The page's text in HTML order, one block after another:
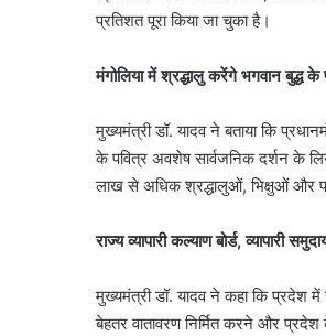
प्रतिशत पूरा किया जा चुका है।
मंगोलिया में श्रद्धालु करेंगे भगवान बुद्ध
मुख्यमंत्री डॉ. यादव ने बताया कि
के पवित्र अवशेष सार्वजनिक दर्शन के
लाख से अधिक श्रद्धालुओं, भिक्षुओं और
राज्य व्यापारी कल्याण बोर्ड, व्यापारी
मुख्यमंत्री डॉ. यादव ने कहा कि प्रदेश में
बेहतर वातावरण निर्मित करने और प्रदेश